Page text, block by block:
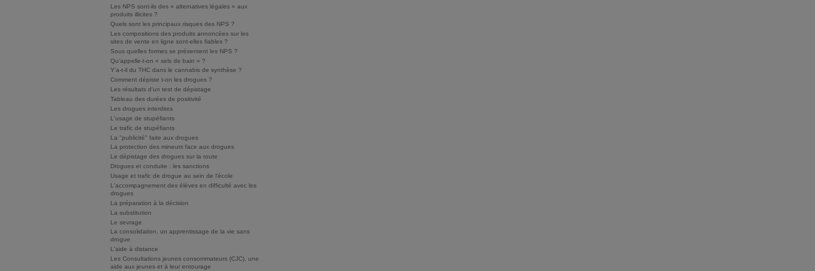
Les NPS sont-ils des « alternatives légales » aux
produits illicites ?
Quels sont les principaux risques des NPS ?
Les compositions des produits annoncées sur les
sites de vente en ligne sont-elles fiables ?
Sous quelles formes se présentent les NPS ?
Qu’appelle-t-on « sels de bain » ?
Y’a-t-il du THC dans le cannabis de synthèse ?
Comment dépiste t-on les drogues ?
Les résultats d'un test de dépistage
Tableau des durées de positivité
Les drogues interdites
L'usage de stupéfiants
Le trafic de stupéfiants
La "publicité" faite aux drogues
La protection des mineurs face aux drogues
Le dépistage des drogues sur la route
Drogues et conduite : les sanctions
Usage et trafic de drogue au sein de l'école
L'accompagnement des élèves en difficulté avec les
drogues
La préparation à la décision
La substitution
Le sevrage
La consolidation, un apprentissage de la vie sans
drogue
L'aide à distance
Les Consultations jeunes consommateurs (CJC), une
aide aux jeunes et à leur entourage